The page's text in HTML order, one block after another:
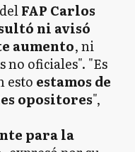
delFAP Carlos
ni avisó
aumento, ni
no oficiales". "Es
esto estamos de
opositores",
para la